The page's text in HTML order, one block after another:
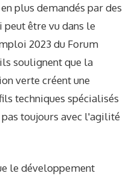
plus demandés par des
être vu dans le
2023 du Forum
soulignent que la
verte créent une
techniques spécialisés
toujours avec l'agilité
le développement